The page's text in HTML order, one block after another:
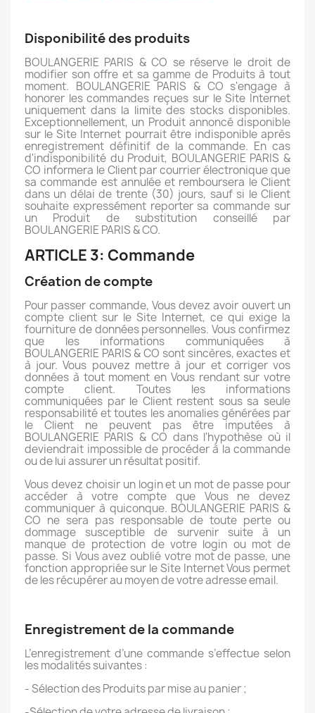
Disponibilité des produits
BOULANGERIE PARIS & CO se réserve le droit de
modifier son offre et sa gamme de Produits à tout
moment. BOULANGERIE PARIS & CO s'engage à
honorer les commandes reçues sur le Site Internet
uniquement dans la limite des stocks disponibles.
Exceptionnellement, un Produit annoncé disponible
sur le Site Internet pourrait être indisponible après
enregistrement définitif de la commande. En cas
d'indisponibilité du Produit, BOULANGERIE PARIS &
CO informera le Client par courrier électronique que
sa commande est annulée et remboursera le Client
dans un délai de trente (30) jours, sauf si le Client
souhaite expressément reporter sa commande sur
un Produit de substitution conseillé par
BOULANGERIE PARIS & CO.
ARTICLE 3: Commande
Création de compte
Pour passer commande, Vous devez avoir ouvert un
compte client sur le Site Internet, ce qui exige la
fourniture de données personnelles. Vous confirmez
que les informations communiquées à
BOULANGERIE PARIS & CO sont sincères, exactes et
à jour. Vous pouvez mettre à jour et corriger vos
données à tout moment en Vous rendant sur votre
compte client. Toutes les informations
communiquées par le Client restent sous sa seule
responsabilité et toutes les anomalies générées par
le Client ne peuvent pas être imputées à
BOULANGERIE PARIS & CO dans l'hypothèse où il
deviendrait impossible de procéder à la commande
ou de lui assurer un résultat positif.
Vous devez choisir un login et un mot de passe pour
accéder à votre compte que Vous ne devez
communiquer à quiconque. BOULANGERIE PARIS &
CO ne sera pas responsable de toute perte ou
dommage susceptible de survenir suite à un
manque de protection de votre login ou mot de
passe. Si Vous avez oublié votre mot de passe, une
fonction appropriée sur le Site Internet Vous permet
de les récupérer au moyen de votre adresse email.
Enregistrement de la commande
L’enregistrement d’une commande s’effectue selon
les modalités suivantes :
- Sélection des Produits par mise au panier ;